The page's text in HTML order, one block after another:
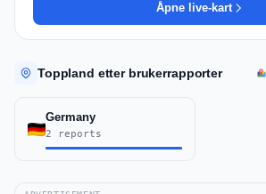
Åpne live-kart
Toppland etter brukerrapporter
Germany
2 reports